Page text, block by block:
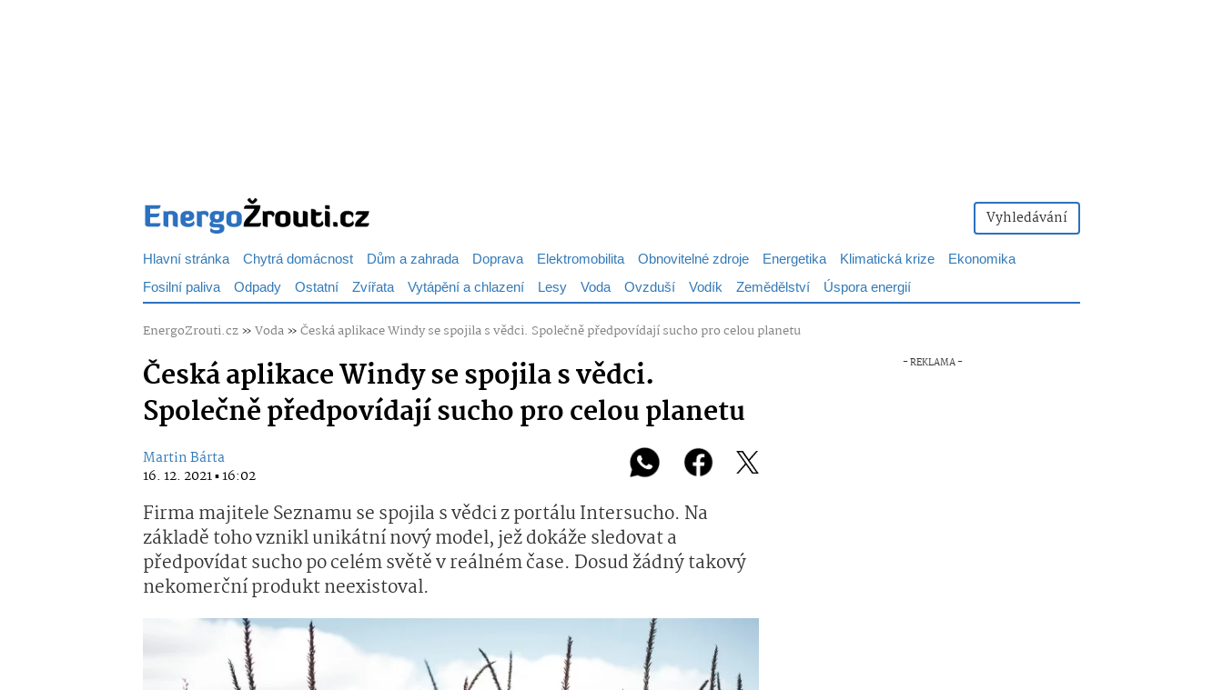
Vyhledávání
Hlavní stránka Chytrá domácnost Dům a zahrada Doprava Elektromobilita Obnovitelné zdroje Energetika Klimatická krize
Ekonomika
Fosilní paliva Odpady Ostatní Zvířata Vytápění a chlazení Lesy Voda Ovzduší Vodík Zemědělství Úspora energií
EnergoZrouti.cz»Voda»Česká aplikace Windy se spojila s vědci. Společně předpovídají sucho pro celou planetu
Česká aplikace Windy se spojila s vědci.
Společně předpovídají sucho pro celou planetu
Martin Bárta
16. 12. 2021 ▪ 16:02
Firma majitele Seznamu se spojila s vědci z portálu Intersucho. Na
základě toho vznikl unikátní nový model, jež dokáže sledovat a
předpovídat sucho po celém světě v reálném čase. Dosud žádný takový
nekomerční produkt neexistoval.